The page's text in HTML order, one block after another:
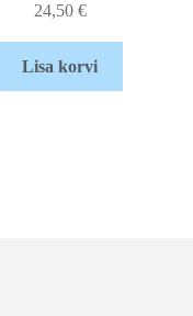
24,50 €
Lisa korvi